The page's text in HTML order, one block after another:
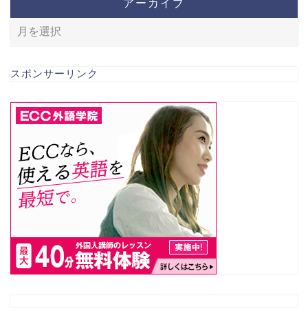
スポンサーリンク